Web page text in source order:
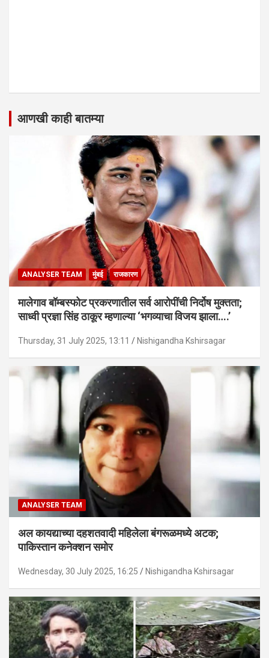
आणखी काही बातम्या
ANALYSER TEAM मुंबई राजकारण
मालेगाव बॉम्बस्फोट प्रकरणातील सर्व आरोपींची निर्दोष मुक्तता;
साध्वी प्रज्ञा सिंह ठाकूर म्हणाल्या ‘भगव्याचा विजय झाला….’
Thursday, 31 July 2025, 13:11 Nishigandha Kshirsagar
ANALYSER TEAM
अल कायद्याच्या दहशतवादी महिलेला बंगरूळमध्ये अटक;
पाकिस्तान कनेक्शन समोर
Wednesday, 30 July 2025, 16:25 Nishigandha Kshirsagar